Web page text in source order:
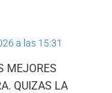
a las 15:31
MEJORES
QUIZAS LA